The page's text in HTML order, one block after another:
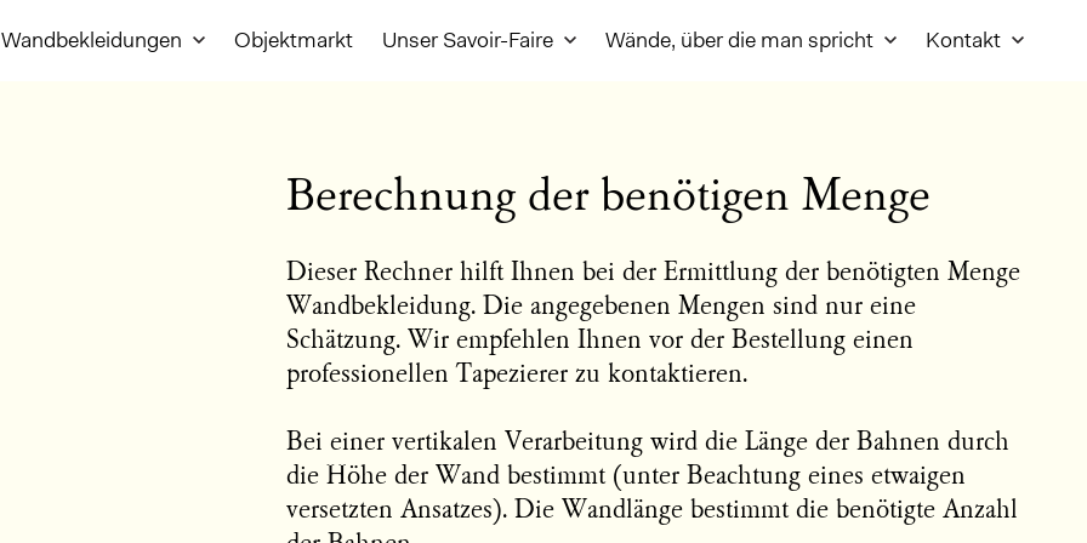
Wandbekleidungen Objektmarkt Unser Savoir-Faire Wände, über die man spricht Kontakt
Berechnung der benötigen Menge
Dieser Rechner hilft Ihnen bei der Ermittlung der benötigten Menge
Wandbekleidung. Die angegebenen Mengen sind nur eine
Schätzung. Wir empfehlen Ihnen vor der Bestellung einen
professionellen Tapezierer zu kontaktieren.
Bei einer vertikalen Verarbeitung wird die Länge der Bahnen durch
die Höhe der Wand bestimmt (unter Beachtung eines etwaigen
versetzten Ansatzes). Die Wandlänge bestimmt die benötigte Anzahl